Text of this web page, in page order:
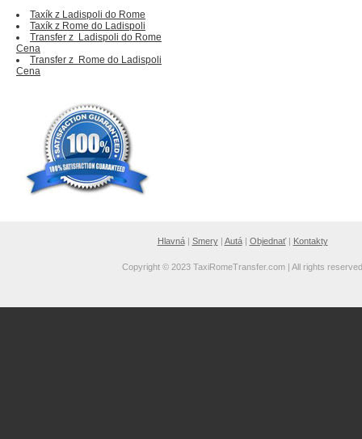
Taxík z Ladispoli do Rome
Taxík z Rome do Ladispoli
Transfer z Ladispoli do Rome
Cena
Transfer z Rome do Ladispoli
Cena
Hlavná| Smery| Autá| Objednať| Kontakty
Copyright © 2023 TaxiRomeTransfer.com | All rights reserved